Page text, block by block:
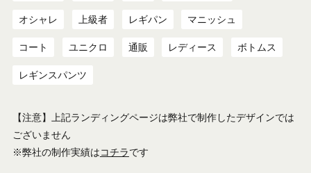
オシャレ 上級者 レギパン マニッシュ
コート ユニクロ 通販 レディース ボトムス
レギンスパンツ
【注意】上記ランディングページは弊社で制作したデザインでは
ございません
※弊社の制作実績はコチラです